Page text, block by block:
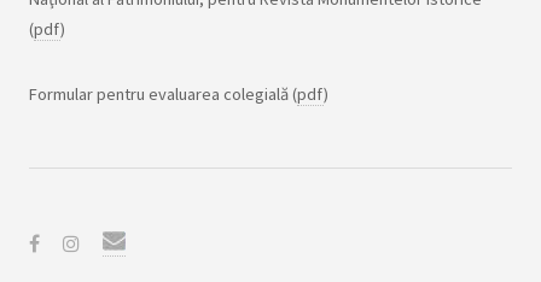
(pdf)
Formular pentru evaluarea colegială (pdf)